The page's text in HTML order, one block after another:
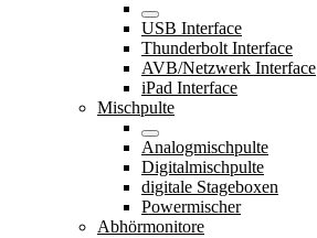
USB Interface
Thunderbolt Interface
AVB/Netzwerk Interface
iPad Interface
Mischpulte
Analogmischpulte
Digitalmischpulte
digitale Stageboxen
Powermischer
Abhörmonitore